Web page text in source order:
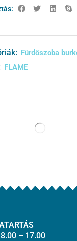
Fürdőszoba
FLAME
– 17.00